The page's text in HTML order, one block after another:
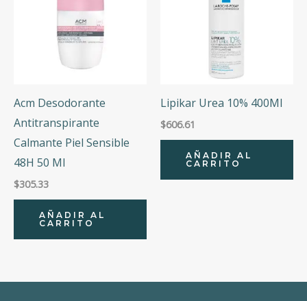
Acm Desodorante
Antitranspirante
Calmante Piel Sensible
48H 50 Ml
$305.33
AÑADIR AL
CARRITO
Lipikar Urea 10% 400Ml
$606.61
AÑADIR AL
CARRITO